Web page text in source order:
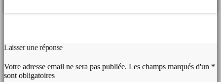
Laisser une réponse
Votre adresse email ne sera pas publiée. Les champs marqués d'un *
sont obligatoires